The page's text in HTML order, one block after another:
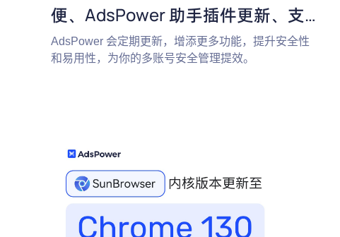
便、AdsPower 助手插件更新、支
持更多自定义
AdsPower 会定期更新，增添更多功能，提升安全性
和易用性，为你的多账号安全管理提效。